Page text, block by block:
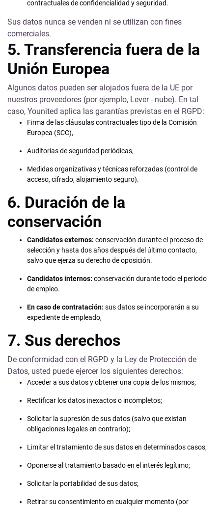
contractuales de confidencialidad y seguridad.
Sus datos nunca se venden ni se utilizan con fines
comerciales.
5. Transferencia fuera de la
Unión Europea
Algunos datos pueden ser alojados fuera de la UE por
nuestros proveedores (por ejemplo, Lever - nube). En tal
caso, Younited aplica las garantías previstas en el RGPD:
Firma de las cláusulas contractuales tipo de la Comisión
Europea (SCC),
Auditorías de seguridad periódicas,
Medidas organizativas y técnicas reforzadas (control de
acceso, cifrado, alojamiento seguro).
6. Duración de la
conservación
Candidatos externos: conservación durante el proceso de
selección y hasta dos años después del último contacto,
salvo que ejerza su derecho de oposición.
Candidatos internos: conservación durante todo el período
de empleo.
En caso de contratación: sus datos se incorporarán a su
expediente de empleado,
7. Sus derechos
De conformidad con el RGPD y la Ley de Protección de
Datos, usted puede ejercer los siguientes derechos:
Acceder a sus datos y obtener una copia de los mismos;
Rectificar los datos inexactos o incompletos;
Solicitar la supresión de sus datos (salvo que existan
obligaciones legales en contrario);
Limitar el tratamiento de sus datos en determinados casos;
Oponerse al tratamiento basado en el interés legítimo;
Solicitar la portabilidad de sus datos;
Retirar su consentimiento en cualquier momento (por